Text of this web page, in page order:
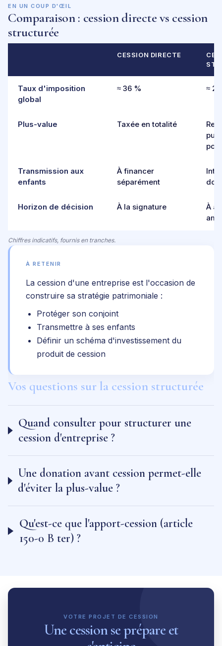
EN UN COUP D'ŒIL
Comparaison : cession directe vs cession
structurée
CESSION DIRECTE
Taux d'imposition
global
≈ 36 % ≈
Plus-value Taxée en totalité
Transmission aux
enfants
À financer
séparément
Horizon de décision À la signature
À
Chiffres indicatifs, fournis en tranches.
À RETENIR
La cession d'une entreprise est l'occasion de
construire sa stratégie patrimoniale :
Protéger son conjoint
Transmettre à ses enfants
Définir un schéma d'investissement du
produit de cession
Vos questions sur la cession structurée
Quand consulter pour structurer une
cession d'entreprise ?
Une donation avant cession permet-elle
d'éviter la plus-value ?
Qu'est-ce que l'apport-cession (article
150-0 B ter) ?
VOTRE PROJET DE CESSION
Une cession se prépare et